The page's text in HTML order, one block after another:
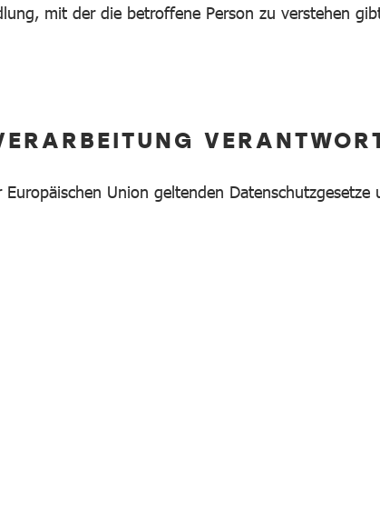
mit der die betroffene Person zu verstehen
Union geltenden